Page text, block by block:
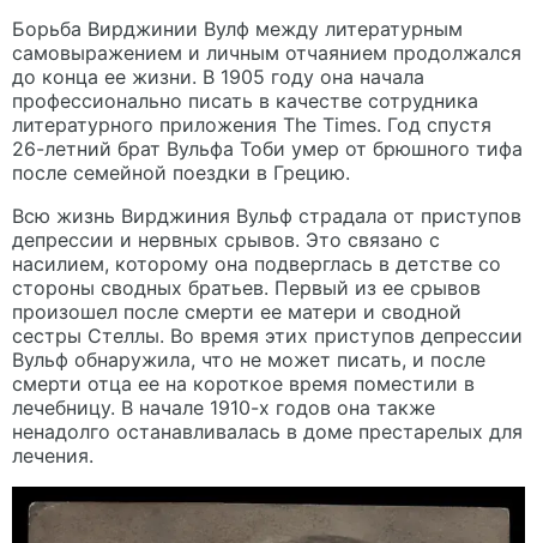
Борьба Вирджинии Вулф между литературным
самовыражением и личным отчаянием продолжался
до конца ее жизни. В 1905 году она начала
профессионально писать в качестве сотрудника
литературного приложения The Times. Год спустя
26-летний брат Вульфа Тоби умер от брюшного тифа
после семейной поездки в Грецию.
Всю жизнь Вирджиния Вульф страдала от приступов
депрессии и нервных срывов. Это связано с
насилием, которому она подверглась в детстве со
стороны сводных братьев. Первый из ее срывов
произошел после смерти ее матери и сводной
сестры Стеллы. Во время этих приступов депрессии
Вульф обнаружила, что не может писать, и после
смерти отца ее на короткое время поместили в
лечебницу. В начале 1910-х годов она также
ненадолго останавливалась в доме престарелых для
лечения.